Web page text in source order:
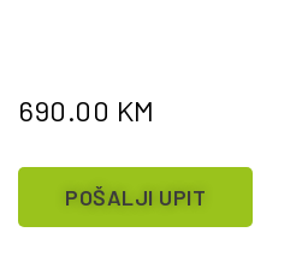
690.00 KM
POŠALJI UPIT